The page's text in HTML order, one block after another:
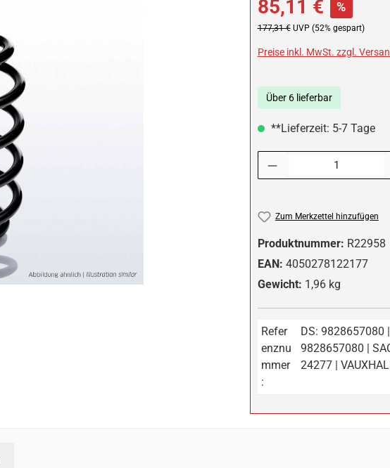
85,11 € %
Regulärer Preis:
177,31 € UVP (52% gespart)
Preise inkl. MwSt. zzgl.
Über 6 lieferbar
**Lieferzeit: 5-7 Tage
Zum Merkzettel hinzufügen
Produktnummer: R22958
EAN: 4050278122177
Gewicht: 1,96 kg
Refer
enznu
mmer
:
DS: 9828657080
9828657080 |
24277 |